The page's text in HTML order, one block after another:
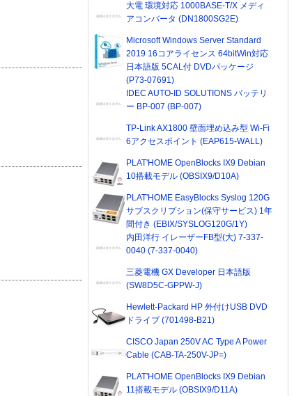
大電 環境対応 1000BASE-T/X メディ
アコンバータ (DN1800SG2E)
Microsoft Windows Server Standard
2019 16コアライセンス 64bitWin対応
日本語版 5CAL付 DVDパッケージ
(P73-07691)
IDEC AUTO-ID SOLUTIONS バッテリ
ー BP-007 (BP-007)
TP-Link AX1800 壁面埋め込み型 Wi-Fi
6アクセスポイント (EAP615-WALL)
PLAT'HOME OpenBlocks IX9 Debian
10搭載モデル (OBSIX9/D10A)
PLAT'HOME EasyBlocks Syslog 120G
サブスクリプション(保守サービス) 1年
間付き (EBIX/SYSLOG120G/1Y)
内田洋行 イレーザーFB型(大) 7-337-
0040 (7-337-0040)
三菱電機 GX Developer 日本語版
(SW8D5C-GPPW-J)
Hewlett-Packard HP 外付けUSB DVD
ドライブ (701498-B21)
CISCO Japan 250V AC Type A Power
Cable (CAB-TA-250V-JP=)
PLAT'HOME OpenBlocks IX9 Debian
11搭載モデル (OBSIX9/D11A)